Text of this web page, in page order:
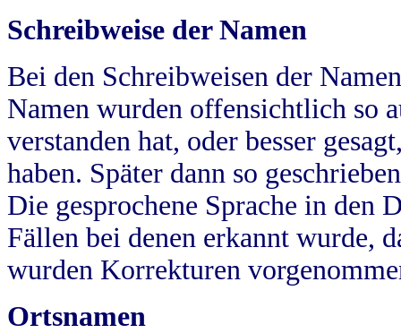
Schreibweise der Namen
Bei den Schreibweisen der
Namen wurden offensichtlich so
verstanden hat, oder besser
haben. Später dann so
Die gesprochene Sprache in
Fällen bei denen erkannt wurde,
wurden Korrekturen
Ortsnamen